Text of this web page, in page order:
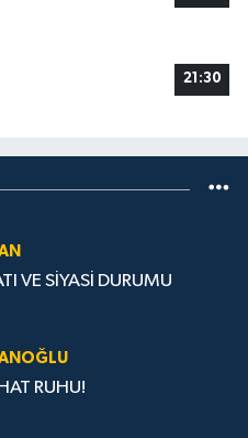
21:30
VE SİYASİ DURUMU
RUHU!